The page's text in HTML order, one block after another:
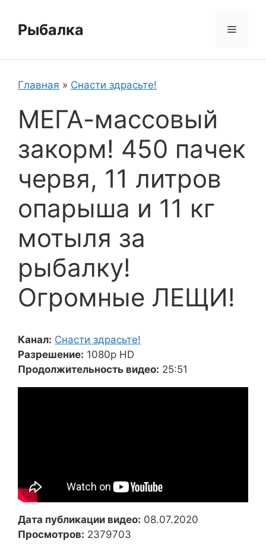
содержимому
Рыбалка Меню
Главная » Снасти здрасьте!
МЕГА-массовый
закорм! 450 пачек
червя, 11 литров
опарыша и 11 кг
мотыля за
рыбалку!
Огромные ЛЕЩИ!
Канал: Снасти здрасьте!
Разрешение: 1080p HD
Продолжительность видео: 25:51
Дата публикации видео: 08.07.2020
Просмотров: 2379703